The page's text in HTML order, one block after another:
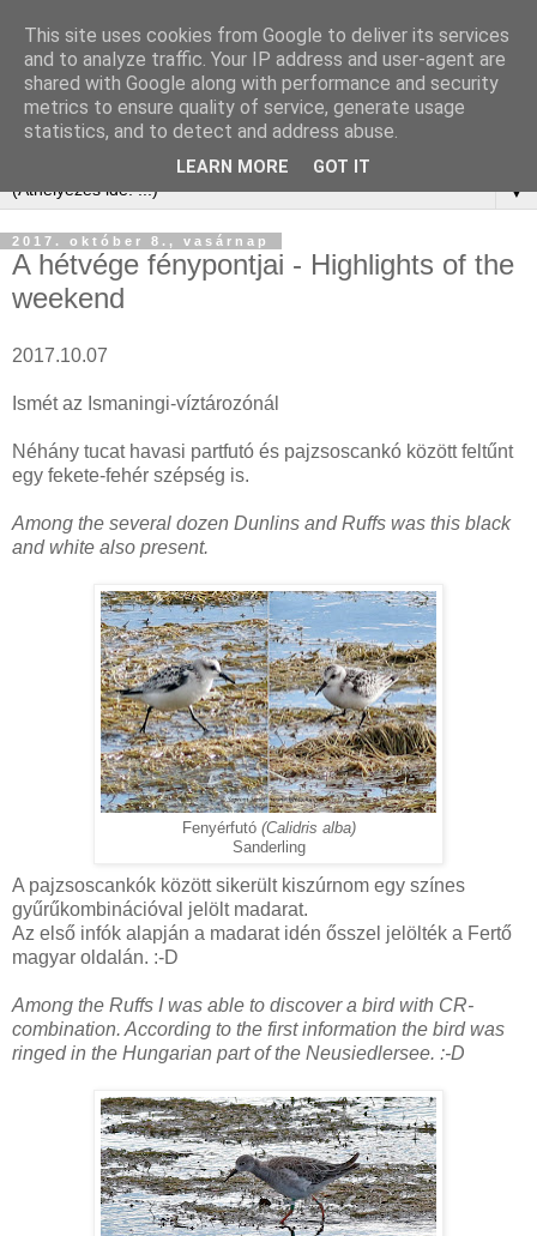
▼
2017. október 8., vasárnap
A hétvége fénypontjai - Highlights of the
weekend
2017.10.07
Ismét az Ismaningi-víztározónál
Néhány tucat havasi partfutó és pajzsoscankó között feltűnt
egy fekete-fehér szépség is.
Among the several dozen Dunlins and Ruffs was this black
and white also present.
Fenyérfutó (Calidris alba)
Sanderling
A pajzsoscankók között sikerült kiszúrnom egy színes
gyűrűkombinációval jelölt madarat.
Az első infók alapján a madarat idén ősszel jelölték a Fertő
magyar oldalán. :-D
Among the Ruffs I was able to discover a bird with CR-
combination. According to the first information the bird was
ringed in the Hungarian part of the Neusiedlersee. :-D
This site uses cookies from Google to deliver its services
and to analyze traffic. Your IP address and user-agent are
shared with Google along with performance and security
metrics to ensure quality of service, generate usage
statistics, and to detect and address abuse.
LEARN MORE GOT IT